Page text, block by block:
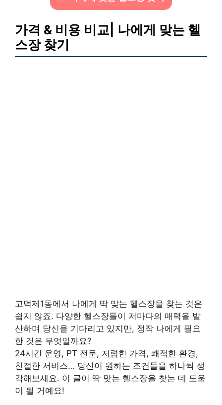
가격 & 비용 비교| 나에게 맞는 헬
스장 찾기
고덕제1동에서 나에게 딱 맞는 헬스장을 찾는 것은
쉽지 않죠. 다양한 헬스장들이 저마다의 매력을 발
산하며 당신을 기다리고 있지만, 정작 나에게 필요
한 것은 무엇일까요?
24시간 운영, PT 전문, 저렴한 가격, 쾌적한 환경,
친절한 서비스… 당신이 원하는 조건들을 하나씩 생
각해보세요. 이 글이 딱 맞는 헬스장을 찾는 데 도움
이 될 거예요!